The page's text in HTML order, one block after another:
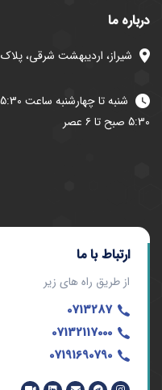
درباره ما
شیراز، اردیبهشت شرقی، پلاک 25، آزمایشگاه پاتوبیولوژی دکتر دانشبد
5:30 صبح تا ۶ عصر
ارتباط با ما
از طریق راه های زیر
0713287
07132117000
07191690790